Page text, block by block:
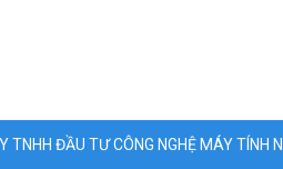
ĐẦU TƯ CÔNG NGHỆ MÁY TÍNH